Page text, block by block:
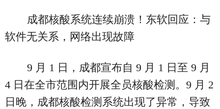
成都核酸系统连续崩溃！东软回应：与
软件无关系，网络出现故障
9 月 1 日，成都宣布自 9 月 1 日至 9 月
4 日在全市范围内开展全员核酸检测。9 月 2
日晚，成都核酸检测系统出现了异常，导致